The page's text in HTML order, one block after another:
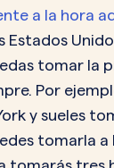
a la hora
Estados
tomar la
Por
y sueles
tomarla a